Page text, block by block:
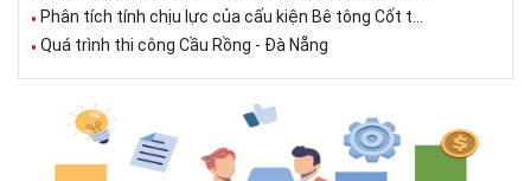
Phân tích tính chịu lực của cấu kiện Bê tông Cốt t...
Quá trình thi công Cầu Rồng - Đà Nẵng